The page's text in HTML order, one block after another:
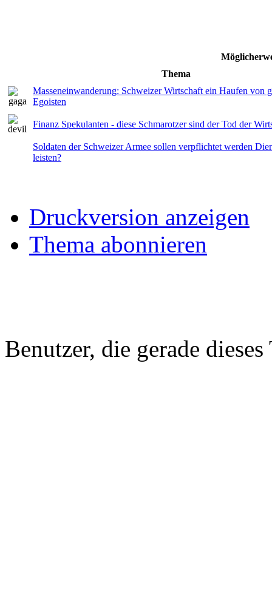
Thema
Masseneinwanderung: Schweizer Wirtschaft ein Haufen von
Egoisten
Finanz Spekulanten - diese Schmarotzer sind der Tod der
Soldaten der Schweizer Armee sollen verpflichtet werden
leisten?
Druckversion anzeigen
Thema abonnieren
Benutzer, die gerade